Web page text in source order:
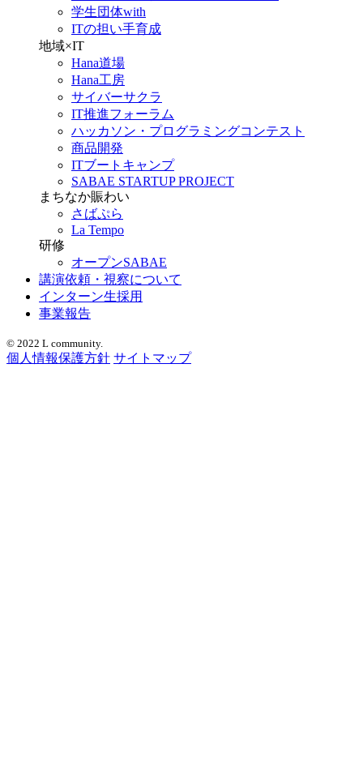
学生団体with
ITの担い手育成
地域×IT
Hana道場
Hana工房
サイバーサクラ
IT推進フォーラム
ハッカソン・プログラミングコンテスト
商品開発
ITブートキャンプ
SABAE STARTUP PROJECT
まちなか賑わい
さばぷら
La Tempo
研修
オープンSABAE
講演依頼・視察について
インターン生採用
事業報告
© 2022 L community.
個人情報保護方針 サイトマップ